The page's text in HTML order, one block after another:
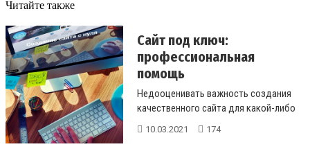
Читайте также
Сайт под ключ:
профессиональная
помощь
Недооценивать важность создания
качественного сайта для какой-либо
компании или какого-либо проекта ...
10.03.2021 174